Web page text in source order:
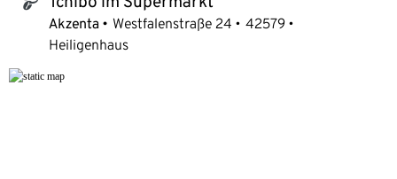
Akzenta Westfalenstraße 24
42579
Heiligenhaus